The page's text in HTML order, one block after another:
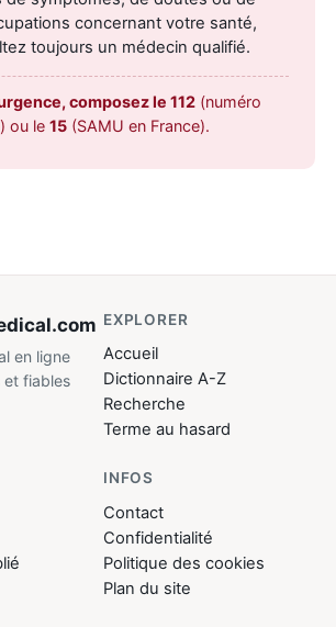
concernant votre santé,
toujours un médecin qualifié.
composez le 112 (numéro
ou le15 (SAMU en France).
.com
en ligne
et fiables
EXPLORER
Accueil
Dictionnaire A-Z
Recherche
Terme au hasard
INFOS
Contact
Confidentialité
Politique des cookies
Plan du site